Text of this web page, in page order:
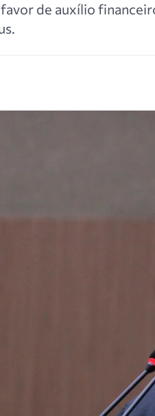
de auxílio